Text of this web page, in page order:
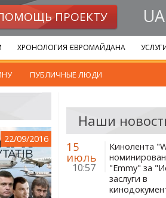
ПРОЕКТУ UA
ПУБЛИЧНЫЕ ЛЮДИ
ХРОНОЛОГИЯ ЄВРОМАЙДАНА
22/09/2016
Наши
15
июль
10:57
Кинолента
"Emmy" за
заслуги в